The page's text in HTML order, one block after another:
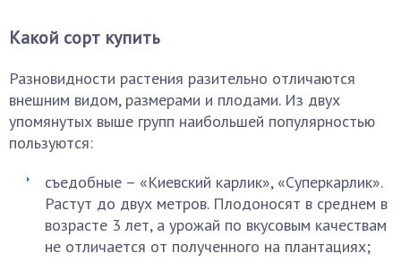
Какой сорт купить
Разновидности растения разительно отличаются
внешним видом, размерами и плодами. Из двух
упомянутых выше групп наибольшей популярностью
пользуются:
съедобные – «Киевский карлик», «Суперкарлик».
Растут до двух метров. Плодоносят в среднем в
возрасте 3 лет, а урожай по вкусовым качествам
не отличается от полученного на плантациях;